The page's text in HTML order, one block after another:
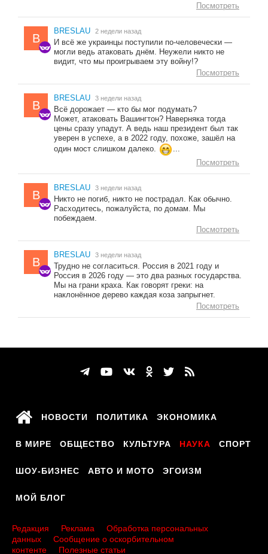
Посмотреть
B
BRESLAU 2 недели назад
И всё же украинцы поступили по-человечески —
могли ведь атаковать днём. Неужели никто не
видит, что мы проигрываем эту войну!?
Посмотреть
B
BRESLAU 3 недели назад
Всё дорожает — кто бы мог подумать?
Может, атаковать Вашингтон? Наверняка тогда
цены сразу упадут. А ведь наш президент был так
уверен в успехе, а в 2022 году, похоже, зашёл на
один мост слишком далеко.
...
Посмотреть
B
BRESLAU 3 недели назад
Никто не погиб, никто не пострадал. Как обычно.
Расходитесь, пожалуйста, по домам. Мы
побеждаем.
Посмотреть
B
BRESLAU 3 недели назад
Трудно не согласиться. Россия в 2021 году и
Россия в 2026 году — это два разных государства.
Мы на грани краха. Как говорят греки: на
наклонённое дерево каждая коза запрыгнет.
Посмотреть
НОВОСТИ ПОЛИТИКА ЭКОНОМИКА
В МИРЕ ОБЩЕСТВО КУЛЬТУРА НАУКА СПОРТ
ШОУ-БИЗНЕС АВТО И МОТО ЭГОИЗМ
МОЙ БЛОГ
Редакция Реклама
Обработка персональных
данных
Сообщение о оскорбительном
контенте
Полезные статьи